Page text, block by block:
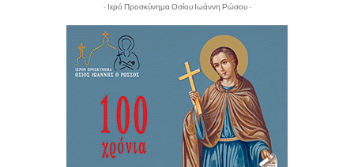
- Ιερό Προσκύνημα Οσίου Ιωάννη Ρώσου -